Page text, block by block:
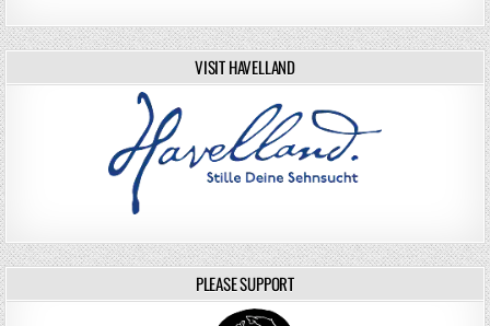
VISIT HAVELLAND
PLEASE SUPPORT